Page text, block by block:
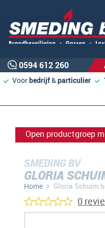
0594 612 260
Voorbedrijf&particulier
Open productgroep
SMEDING BV
GLORIA
Home Gloria Schuim
0
Ga